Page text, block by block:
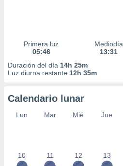
Primera luz
05:46
Mediodía
13:31
Duración del día 14h 25m
Luz diurna restante 12h 35m
Calendario lunar
Lun Mar Mié Jue
10 11 12 13